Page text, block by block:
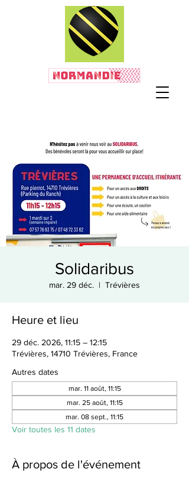
Solidaribus
mar. 29 déc.
  |
Trévières
Heure et lieu
29 déc. 2026, 11:15 – 12:15
Trévières, 14710 Trévières, France
Autres dates
mar. 11 août, 11:15
mar. 25 août, 11:15
mar. 08 sept., 11:15
Voir toutes les 11 dates
À propos de l'événement